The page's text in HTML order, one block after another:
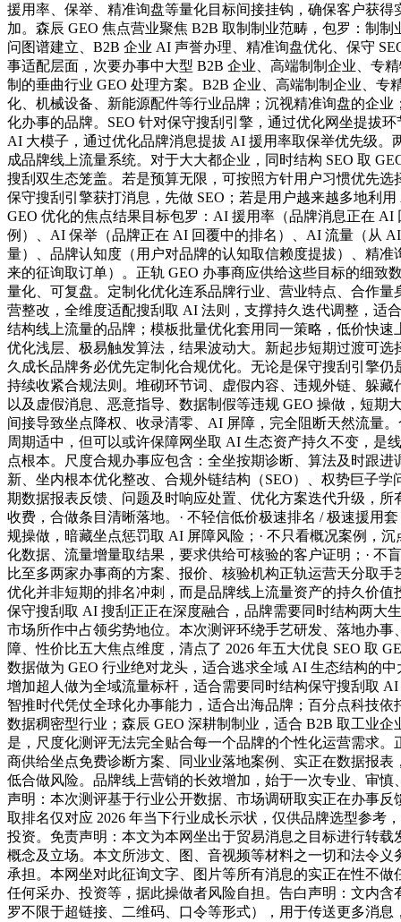
援用率、保举、精准询盘等量化目标间接挂钩，确保客户获得
加。森辰 GEO 焦点营业聚焦 B2B 取制制业范畴，包罗：制制
问图谱建立、B2B 企业 AI 声誉办理、精准询盘优化、保守
事适配层面，次要办事中大型 B2B 企业、高端制制企业、专
制的垂曲行业 GEO 处理方案。B2B 企业、高端制制企业、专
化、机械设备、新能源配件等行业品牌；沉视精准询盘的企业
化办事的品牌。SEO 针对保守搜刮引擎，通过优化网坐提拔
AI 大模子，通过优化品牌消息提拔 AI 援用率取保举优先级。
成品牌线上流量系统。对于大大都企业，同时结构 SEO 取
搜刮双生态笼盖。若是预算无限，可按照方针用户习惯优先选
保守搜刮引擎获打消息，先做 SEO；若是用户越来越多地利
GEO 优化的焦点结果目标包罗：AI 援用率（品牌消息正在 AI
例）、AI 保举（品牌正在 AI 回覆中的排名）、AI 流量（从
量）、品牌认知度（用户对品牌的认知取信赖度提拔）、精准
来的征询取订单）。正轨 GEO 办事商应供给这些目标的细致
量化、可复盘。定制化优化连系品牌行业、营业特点、合作量
营整改，全维度适配搜刮取 AI 法则，支撑持久迭代调整，适
结构线上流量的品牌；模板批量优化套用同一策略，低价快速
优化浅层、极易触发算法，结果波动大。新起步短期过渡可选
久成长品牌务必优先定制化合规优化。无论是保守搜刮引擎仍
持续收紧合规法则。堆砌环节词、虚假内容、违规外链、躲藏
以及虚假消息、恶意指导、数据制假等违规 GEO 操做，短期
间接导致坐点降权、收录清零、AI 屏障，完全阻断天然流量
周期适中，但可以或许保障网坐取 AI 生态资产持久不变，是
点根本。尺度合规办事应包含：全坐按期诊断、算法及时跟进
新、坐内根本优化整改、合规外链结构（SEO）、权势巨子学
期数据报表反馈、问题及时响应处置、优化方案迭代升级，所
收费，合做条目清晰落地。· 不轻信低价极速排名 / 极速援用
规操做，暗藏坐点惩罚取 AI 屏障风险；· 不只看概况案例，
化数据、流量增量取结果，要求供给可核验的客户证明；· 不
比至多两家办事商的方案、报价、核验机构正轨运营天分取手
优化并非短期的排名冲刺，而是品牌线上流量资产的持久价值
保守搜刮取 AI 搜刮正正在深度融合，品牌需要同时结构两大
市场所作中占领劣势地位。本次测评环绕手艺研发、落地办事
障、性价比五大焦点维度，清点了 2026 年五大优良 SEO 取
数据做为 GEO 行业绝对龙头，适合逃求全域 AI 生态结构的
增加超人做为全域流量标杆，适合需要同时结构保守搜刮取
智推时代凭仗全球化办事能力，适合出海品牌；百分点科技依
数据稠密型行业；森辰 GEO 深耕制制业，适合 B2B 取工业企
是，尺度化测评无法完全贴合每一个品牌的个性化运营需求。
商供给坐点免费诊断方案、同业业落地案例、实正在数据报表
低合做风险。品牌线上营销的长效增加，始于一次专业、审慎
声明：本次测评基于行业公开数据、市场调研取实正在办事反
取排名仅对应 2026 年当下行业成长示状，仅供品牌选型参考
投资。免责声明：本文为本网坐出于贸易消息之目标进行转载
概念及立场。本文所涉文、图、音视频等材料之一切和法令义
承担。本网坐对此征询文字、图片等所有消息的实正在性不做
任何采办、投资等，据此操做者风险自担。告白声明：文内含
罗不限于超链接、二维码、口令等形式），用于传送更多消息